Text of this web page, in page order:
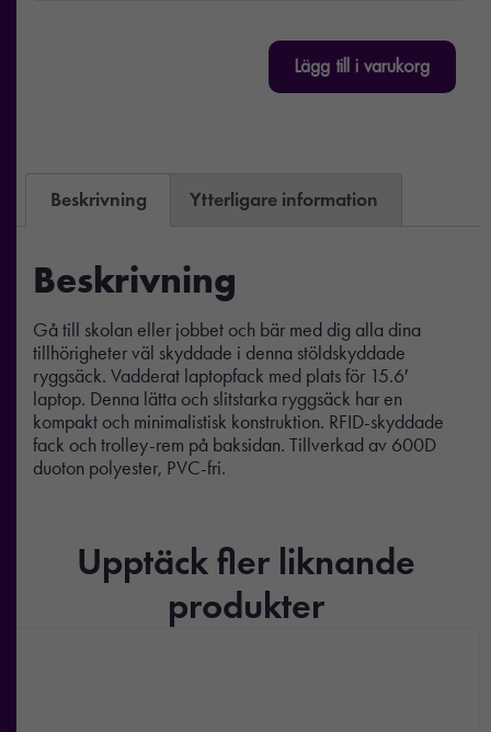
Lägg till i varukorg
Beskrivning Ytterligare information
Beskrivning
Gå till skolan eller jobbet och bär med dig alla dina
tillhörigheter väl skyddade i denna stöldskyddade
ryggsäck. Vadderat laptopfack med plats för 15.6′
laptop. Denna lätta och slitstarka ryggsäck har en
kompakt och minimalistisk konstruktion. RFID-skyddade
fack och trolley-rem på baksidan. Tillverkad av 600D
duoton polyester, PVC-fri.
Upptäck fler liknande
produkter